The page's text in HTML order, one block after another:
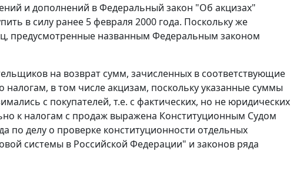
и дополнений в Федеральный закон "Об акцизах"
в силу ранее 5 февраля 2000 года. Поскольку же
предусмотренные названным Федеральным законом
на возврат сумм, зачисленных в соответствующие
в том числе акцизам, поскольку указанные суммы
с покупателей, т.е. с фактических, но не юридических
к налогам с продаж выражена Конституционным Судом
по делу о проверке конституционности отдельных
системы в Российской Федерации" и законов ряда